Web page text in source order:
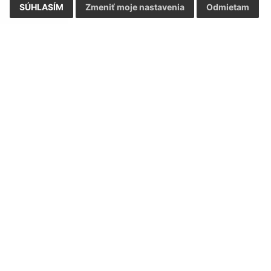
SÚHLASÍM Odmietam
Zmeniť moje nastavenia